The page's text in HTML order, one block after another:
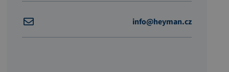
info@heyman.cz